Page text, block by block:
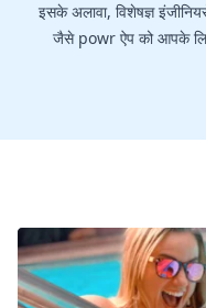
इसके अलावा, विशेषज्ञ
जैसे powr ऐप को आपके